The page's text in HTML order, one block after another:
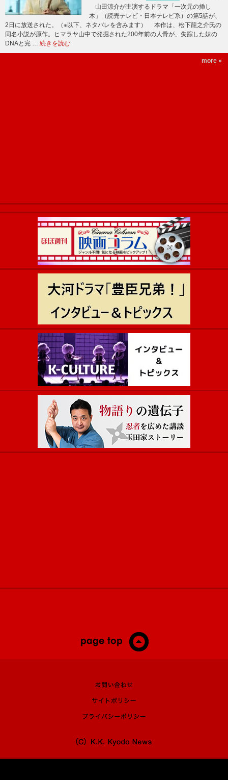
山田涼介が主演するドラマ「一次元の挿し
木」（読売テレビ・日本テレビ系）の第5話が、
2日に放送された。（※以下、ネタバレを含みます） 本作は、松下龍之介氏の
同名小説が原作。ヒマラヤ山中で発掘された200年前の人骨が、失踪した妹の
DNAと完 … 続きを読む
more »